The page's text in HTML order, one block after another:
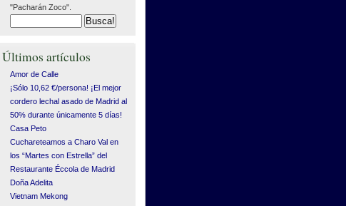
"Pacharán Zoco".
Últimos artículos
Amor de Calle
¡Sólo 10,62 €/persona! ¡El mejor
cordero lechal asado de Madrid al
50% durante únicamente 5 días!
Casa Peto
Cuchareteamos a Charo Val en
los “Martes con Estrella” del
Restaurante Éccola de Madrid
Doña Adelita
Vietnam Mekong